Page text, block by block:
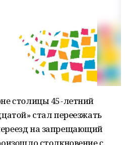
столицы 45-летний
стал переезжать
на запрещающий